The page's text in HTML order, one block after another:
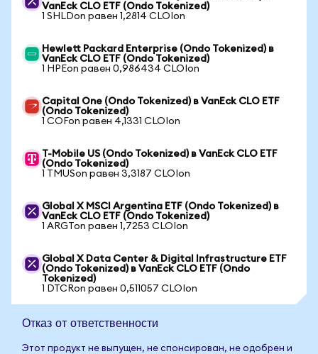
VanEck CLO ETF (Ondo Tokenized)
1 SHLDon равен 1,2814 CLOIon
Hewlett Packard Enterprise (Ondo Tokenized) в
VanEck CLO ETF (Ondo Tokenized)
1 HPEon равен 0,986434 CLOIon
Capital One (Ondo Tokenized) в VanEck CLO ETF
(Ondo Tokenized)
1 COFon равен 4,1331 CLOIon
T-Mobile US (Ondo Tokenized) в VanEck CLO ETF
(Ondo Tokenized)
1 TMUSon равен 3,3187 CLOIon
Global X MSCI Argentina ETF (Ondo Tokenized) в
VanEck CLO ETF (Ondo Tokenized)
1 ARGTon равен 1,7253 CLOIon
Global X Data Center & Digital Infrastructure ETF
(Ondo Tokenized) в VanEck CLO ETF (Ondo
Tokenized)
1 DTCRon равен 0,511057 CLOIon
Отказ от ответственности
Этот продукт не выпущен, не спонсирован, не одобрен и